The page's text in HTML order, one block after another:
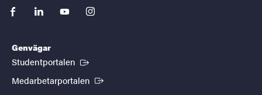
facebooklinkedinyoutubeinstagram
Genvägar
Studentportalen (Extern länk)
Medarbetarportalen (Extern länk)